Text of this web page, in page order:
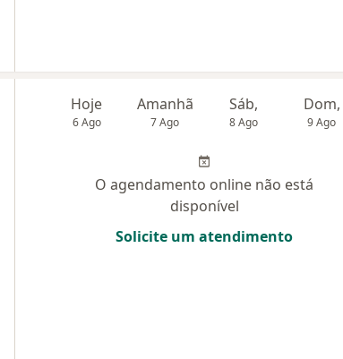
Hoje
6 Ago
Amanhã
7 Ago
Sáb,
8 Ago
Dom,
9 Ago
O agendamento online não está
disponível
Solicite um atendimento